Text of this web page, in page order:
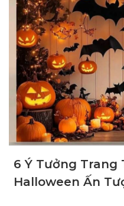
6 Ý Tưởng
Halloween Ấn